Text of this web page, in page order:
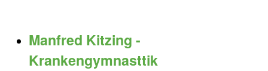
Manfred Kitzing -
Krankengymnasttik